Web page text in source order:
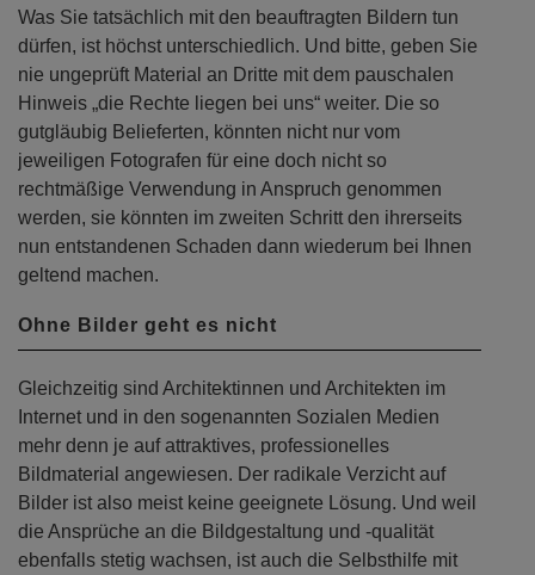
Was Sie tatsächlich mit den beauftragten Bildern tun
dürfen, ist höchst unterschiedlich. Und bitte, geben Sie
nie ungeprüft Material an Dritte mit dem pauschalen
Hinweis „die Rechte liegen bei uns“ weiter. Die so
gutgläubig Belieferten, könnten nicht nur vom
jeweiligen Fotografen für eine doch nicht so
rechtmäßige Verwendung in Anspruch genommen
werden, sie könnten im zweiten Schritt den ihrerseits
nun entstandenen Schaden dann wiederum bei Ihnen
geltend machen.
Ohne Bilder geht es nicht
Gleichzeitig sind Architektinnen und Architekten im
Internet und in den sogenannten Sozialen Medien
mehr denn je auf attraktives, professionelles
Bildmaterial angewiesen. Der radikale Verzicht auf
Bilder ist also meist keine geeignete Lösung. Und weil
die Ansprüche an die Bildgestaltung und -qualität
ebenfalls stetig wachsen, ist auch die Selbsthilfe mit